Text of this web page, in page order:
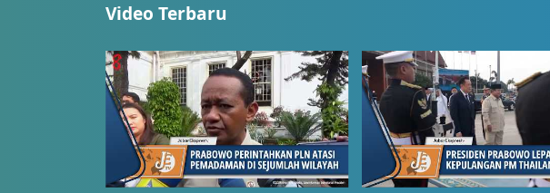
Video Terbaru